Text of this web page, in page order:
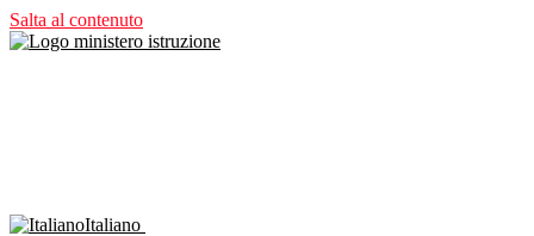
Salta al contenuto
Italiano